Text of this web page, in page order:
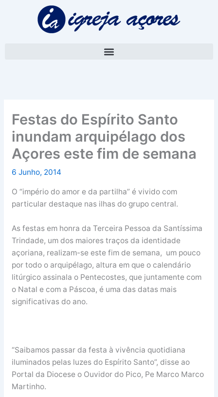
Festas do Espírito Santo
inundam arquipélago dos
Açores este fim de semana
6 Junho, 2014
O “império do amor e da partilha” é vivido com
particular destaque nas ilhas do grupo central.
As festas em honra da Terceira Pessoa da Santíssima
Trindade, um dos maiores traços da identidade
açoriana, realizam-se este fim de semana, um pouco
por todo o arquipélago, altura em que o calendário
litúrgico assinala o Pentecostes, que juntamente com
o Natal e com a Páscoa, é uma das datas mais
significativas do ano.
“Saibamos passar da festa à vivência quotidiana
iluminados pelas luzes do Espírito Santo”, disse ao
Portal da Diocese o Ouvidor do Pico, Pe Marco Marco
Martinho.